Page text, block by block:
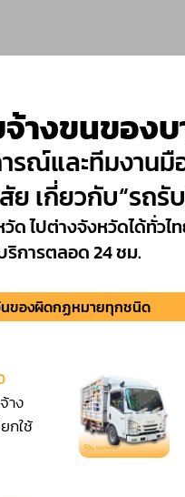
จ้างขนของ
รณ์และทีมงานมื
เกี่ยวกับ“รถ
ด ไปต่างจังหวัดได้ทั่วไ
ริการตลอด 24 ชม.
นของผิดกฏหมายทุกชนิด
าง
กใช้